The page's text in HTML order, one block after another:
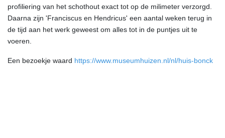
profiliering van het schothout exact tot op de milimeter verzorgd.
Daarna zijn 'Franciscus en Hendricus' een aantal weken terug in
de tijd aan het werk geweest om alles tot in de puntjes uit te
voeren.
Een bezoekje waard https://www.museumhuizen.nl/nl/huis-bonck